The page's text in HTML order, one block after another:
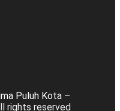
Puluh Kota –
rights reserved